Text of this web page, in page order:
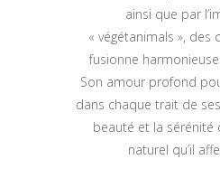
ainsi que par
« végétanimals », des
fusionne
Son amour profond
dans chaque trait de
beauté et la sérénité
naturel qu’il